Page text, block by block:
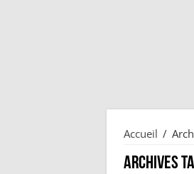
Accueil /
Archives